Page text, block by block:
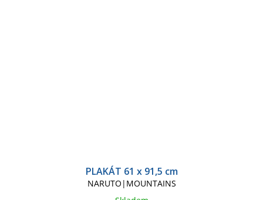
PLAKÁT 61 x 91,5 cm
NARUTO|MOUNTAINS